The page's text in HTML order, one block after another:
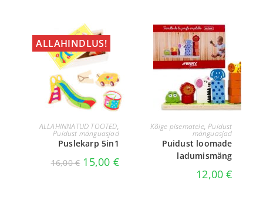
ALLAHINDLUS!
LISA KORVI
ALLAHINNATUD TOOTED,
Puidust mänguasjad
Puslekarp 5in1
16,00€ 15,00 €
LISA KORVI
Kõige pisematele,Puidust
mänguasjad
Puidust loomade
ladumismäng
12,00€